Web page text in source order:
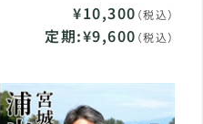
¥10,300 （税込）
定期:¥9,600 （税込）